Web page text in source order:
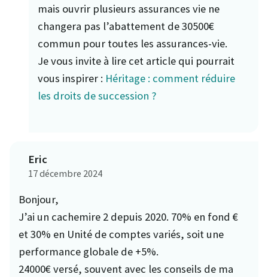
mais ouvrir plusieurs assurances vie ne
changera pas l’abattement de 30500€
commun pour toutes les assurances-vie.
Je vous invite à lire cet article qui pourrait
vous inspirer : Héritage : comment réduire
les droits de succession ?
Eric
17 décembre 2024
Bonjour,
J’ai un cachemire 2 depuis 2020. 70% en fond €
et 30% en Unité de comptes variés, soit une
performance globale de +5%.
24000€ versé, souvent avec les conseils de ma